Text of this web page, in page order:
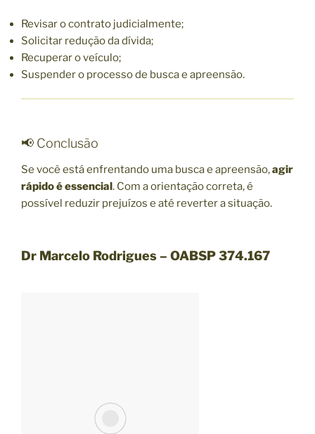
Revisar o contrato judicialmente;
Solicitar redução da dívida;
Recuperar o veículo;
Suspender o processo de busca e apreensão.
📢 Conclusão
Se você está enfrentando uma busca e apreensão,agir
rápido é essencial. Com a orientação correta, é
possível reduzir prejuízos e até reverter a situação.
Dr Marcelo Rodrigues – OABSP 374.167